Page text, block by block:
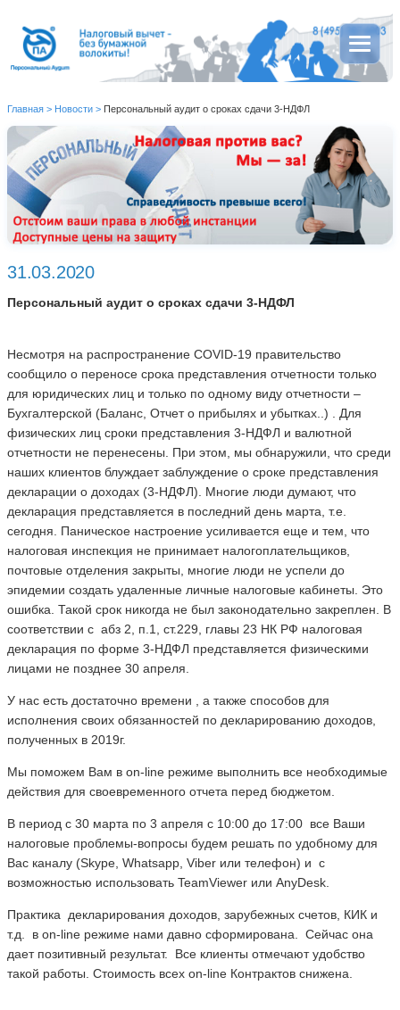
Главная > Новости > Персональный аудит о сроках сдачи 3-НДФЛ
31.03.2020
Персональный аудит о сроках сдачи 3-НДФЛ
Несмотря на распространение COVID-19 правительство
сообщило о переносе срока представления отчетности только
для юридических лиц и только по одному виду отчетности –
Бухгалтерской (Баланс, Отчет о прибылях и убытках..) . Для
физических лиц сроки представления 3-НДФЛ и валютной
отчетности не перенесены. При этом, мы обнаружили, что среди
наших клиентов блуждает заблуждение о сроке представления
декларации о доходах (3-НДФЛ). Многие люди думают, что
декларация представляется в последний день марта, т.е.
сегодня. Паническое настроение усиливается еще и тем, что
налоговая инспекция не принимает налогоплательщиков,
почтовые отделения закрыты, многие люди не успели до
эпидемии создать удаленные личные налоговые кабинеты. Это
ошибка. Такой срок никогда не был законодательно закреплен. В
соответствии с абз 2, п.1, ст.229, главы 23 НК РФ налоговая
декларация по форме 3-НДФЛ представляется физическими
лицами не позднее 30 апреля.
У нас есть достаточно времени , а также способов для
исполнения своих обязанностей по декларированию доходов,
полученных в 2019г.
Мы поможем Вам в on-line режиме выполнить все необходимые
действия для своевременного отчета перед бюджетом.
В период с 30 марта по 3 апреля с 10:00 до 17:00 все Ваши
налоговые проблемы-вопросы будем решать по удобному для
Вас каналу (Skype, Whatsapp, Viber или телефон) и с
возможностью использовать TeamViewer или AnyDesk.
Практика декларирования доходов, зарубежных счетов, КИК и
т.д. в on-line режиме нами давно сформирована. Сейчас она
дает позитивный результат. Все клиенты отмечают удобство
такой работы. Стоимость всех on-line Контрактов снижена.